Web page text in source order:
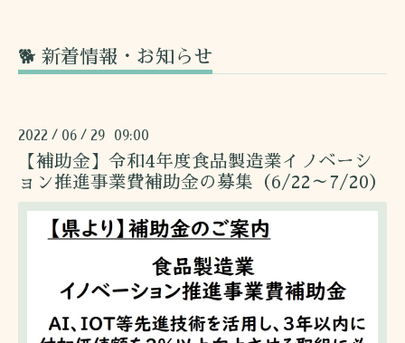
🐕 新着情報・お知らせ
2022 / 06 / 29 09:00
【補助金】令和4年度食品製造業イノベーシ
ョン推進事業費補助金の募集（6/22～7/20）